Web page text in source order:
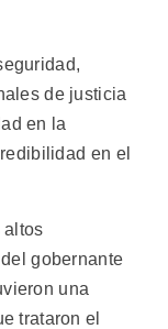
de justicia
en la
en el
altos
gobernante
una
trataron el